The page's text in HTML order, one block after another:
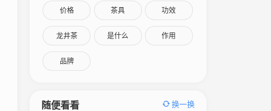
价格 茶具 功效
龙井茶 是什么 作用
品牌
随便看看 换一换